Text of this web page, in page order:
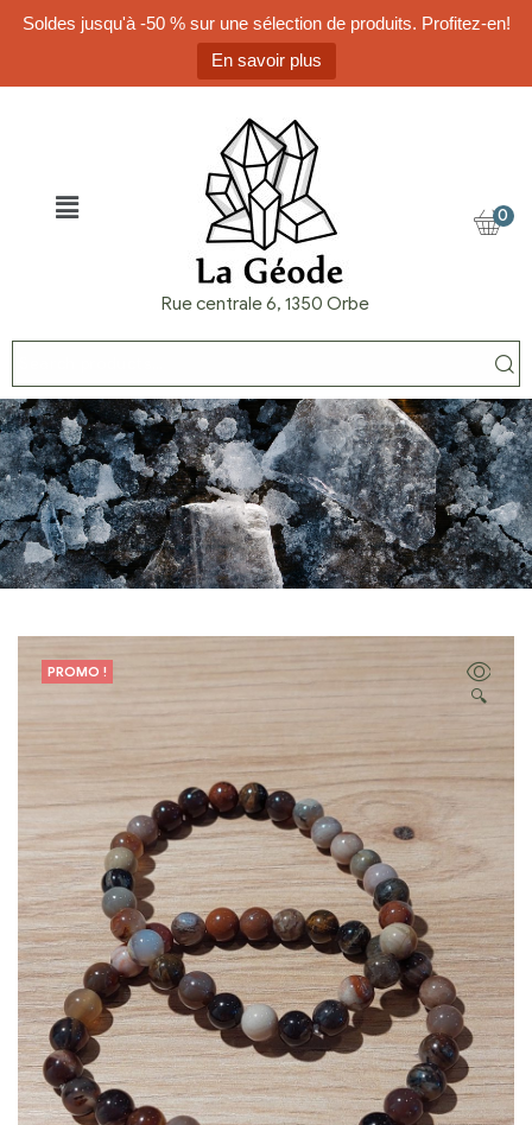
Soldes jusqu'à -50 % sur une sélection de produits. Profitez-en!
En savoir plus
Rue centrale 6, 1350 Orbe
0
🔍
PROMO !